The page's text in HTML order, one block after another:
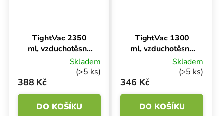
TightVac 2350
ml, vzduchotěsná
dóza neprůhledná
Skladem
(>5 ks)
388 Kč
DO KOŠÍKU
TightVac 1300
ml, vzduchotěsná
dóza neprůhledná
Skladem
(>5 ks)
346 Kč
DO KOŠÍKU